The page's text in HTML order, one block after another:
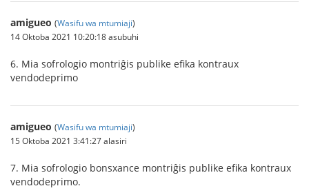
amigueo (Wasifu wa mtumiaji)
14 Oktoba 2021 10:20:18 asubuhi
6. Mia sofrologio montriĝis publike efika kontraux
vendodeprimo
amigueo (Wasifu wa mtumiaji)
15 Oktoba 2021 3:41:27 alasiri
7. Mia sofrologio bonsxance montriĝis publike efika kontraux
vendodeprimo.